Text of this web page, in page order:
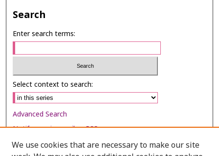
Search
Enter search terms:
Select context to search:
Advanced Search
Notify me via email orRSS
Browse
We use cookies that are necessary to make our site